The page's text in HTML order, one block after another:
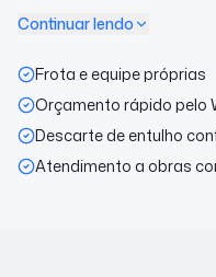
Continuar lendo
Frota e equipe próprias
Orçamento rápido pelo
Descarte de entulho
Atendimento a obras